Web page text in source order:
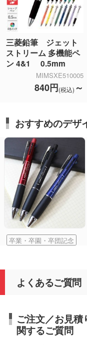
三菱鉛筆 ジェット
ストリーム 多機能ペ
ン 4&1 0.5mm
MIMSXE510005
840円(税込) ～
おすすめのデザ
卒業・卒園・卒団記念
よくあるご質問
ご注文／お見
関するご質問